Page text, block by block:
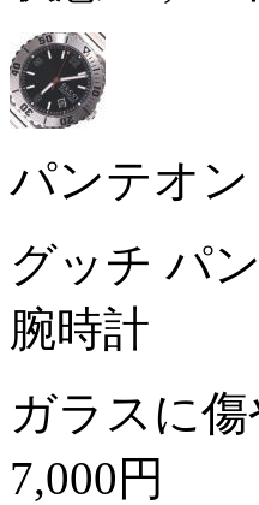
パンテオ
グッチ パ
腕時計
ガラスに
7,000円